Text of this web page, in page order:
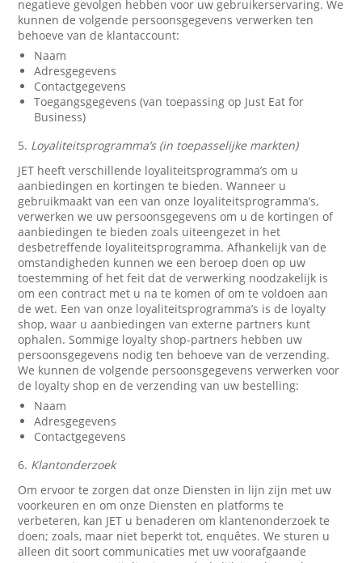
negatieve gevolgen hebben voor uw gebruikerservaring. We
kunnen de volgende persoonsgegevens verwerken ten
behoeve van de klantaccount:
Naam
Adresgegevens
Contactgegevens
Toegangsgegevens (van toepassing op Just Eat for
Business)
5. Loyaliteitsprogramma’s (in toepasselijke markten)
JET heeft verschillende loyaliteitsprogramma’s om u
aanbiedingen en kortingen te bieden. Wanneer u
gebruikmaakt van een van onze loyaliteitsprogramma’s,
verwerken we uw persoonsgegevens om u de kortingen of
aanbiedingen te bieden zoals uiteengezet in het
desbetreffende loyaliteitsprogramma. Afhankelijk van de
omstandigheden kunnen we een beroep doen op uw
toestemming of het feit dat de verwerking noodzakelijk is
om een contract met u na te komen of om te voldoen aan
de wet. Een van onze loyaliteitsprogramma’s is de loyalty
shop, waar u aanbiedingen van externe partners kunt
ophalen. Sommige loyalty shop-partners hebben uw
persoonsgegevens nodig ten behoeve van de verzending.
We kunnen de volgende persoonsgegevens verwerken voor
de loyalty shop en de verzending van uw bestelling:
Naam
Adresgegevens
Contactgegevens
6. Klantonderzoek
Om ervoor te zorgen dat onze Diensten in lijn zijn met uw
voorkeuren en om onze Diensten en platforms te
verbeteren, kan JET u benaderen om klantenonderzoek te
doen; zoals, maar niet beperkt tot, enquêtes. We sturen u
alleen dit soort communicaties met uw voorafgaande